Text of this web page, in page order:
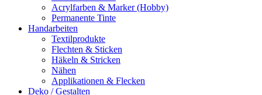
Acrylfarben & Marker (Hobby)
Permanente Tinte
Handarbeiten
Textilprodukte
Flechten & Sticken
Häkeln & Stricken
Nähen
Applikationen & Flecken
Deko / Gestalten